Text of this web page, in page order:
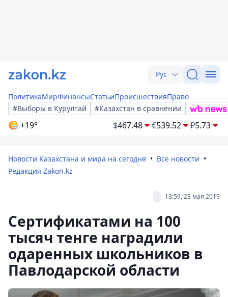
Рус
ПолитикаМирФинансыСтатьиПроисшествияПраво
#Выборы в Курултай
#Казахстан в сравнении
+19° $467.48 €539.52 ₽5.73
Новости Казахстана и мира на сегодня
Все новости
Редакция Zakon.kz
13:59, 23 мая 2019
Сертификатами на 100
тысяч тенге наградили
одаренных школьников в
Павлодарской области